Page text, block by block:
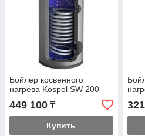
Бойлер косвенного
нагрева Kospel SW 200
449 100 ₸
Купить